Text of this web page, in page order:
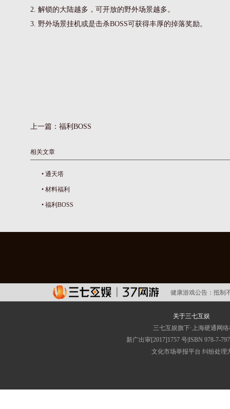
2. 解锁的大陆越多，可开放的野外场景越多。
3. 野外场景挂机或是击杀BOSS可获得丰厚的掉落奖励。
上一篇： 福利BOSS
相关文章
• 通天塔
• 材料福利
• 福利BOSS
健康游戏公告： 抵制
关于三七互娱
三七互娱旗下·上海硬通网
新广出审[2017]1757 号|ISBN 978-7-
文化市场举报平台 纠纷处理